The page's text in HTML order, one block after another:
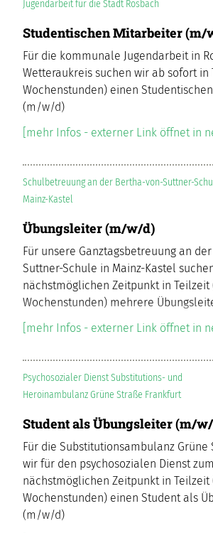
Jugendarbeit für die Stadt Rosbach
Studentischen Mitarbeiter (m/
Für die kommunale Jugendarbeit in
Wetteraukreis suchen wir ab sofort in
Wochenstunden) einen
(m/w/d)
[mehr Infos - externer Link öffnet in
Schulbetreuung an der Bertha-von-Suttner-
Mainz-Kastel
Übungsleiter (m/w/d)
Für unsere Ganztagsbetreuung an
Suttner-Schule in Mainz-Kastel
nächstmöglichen Zeitpunkt in Teilzeit
Wochenstunden) mehrere
[mehr Infos - externer Link öffnet in
Psychosozialer Dienst Substitutions- und
Heroinambulanz Grüne Straße Frankfurt
Student als Übungsleiter (m/
Für die Substitutionsambulanz Grüne
wir für den psychosozialen Dienst zum
nächstmöglichen Zeitpunkt in Teilzeit
Wochenstunden) einen Student als
(m/w/d)